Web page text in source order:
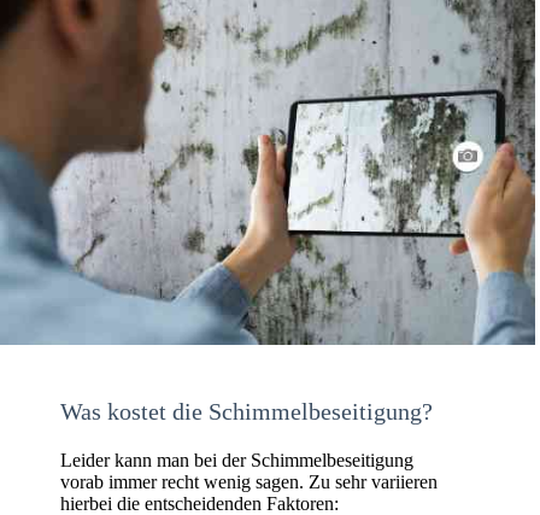
Was kostet die Schimmelbeseitigung?
Leider kann man bei der Schimmelbeseitigung
vorab immer recht wenig sagen. Zu sehr variieren
hierbei die entscheidenden Faktoren: